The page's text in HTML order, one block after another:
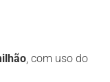
, com uso do